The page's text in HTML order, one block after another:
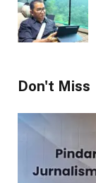
Don't Miss